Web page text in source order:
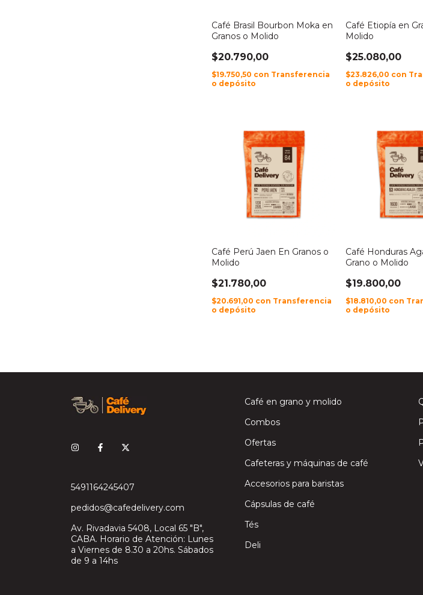
Café Brasil Bourbon Moka en
Granos o Molido
$20.790,00
$19.750,50 con Transferencia
o depósito
Café Etiopía en
Molido
$25.080,00
$23.826,00 con
o depósito
Café Perú Jaen En Granos o
Molido
$21.780,00
$20.691,00 con Transferencia
o depósito
Café Honduras
Grano o Molido
$19.800,00
$18.810,00 con
o depósito
5491164245407
pedidos@cafedelivery.com
Av. Rivadavia 5408, Local 65 "B",
CABA. Horario de Atención: Lunes
a Viernes de 8.30 a 20hs. Sábados
de 9 a 14hs
Café en grano y molido
Combos
Ofertas
Cafeteras y máquinas de café
Accesorios para baristas
Cápsulas de café
Tés
Deli